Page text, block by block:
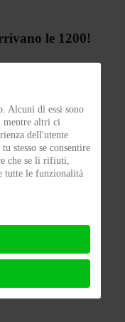
le 1200!
che punta su
Alcuni di essi sono
mentre altri ci
dell'utente
stesso se consentire
che se li rifiuti,
tutte le funzionalità